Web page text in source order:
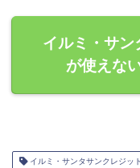
イルミ・サン
が使えな
イルミ・サンタサンクレジッ